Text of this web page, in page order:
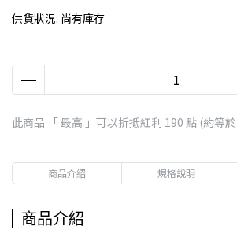
供貨狀況: 尚有庫存
此商品 「 最高 」可以折抵紅利 190 點 (約等於
商品介紹 規格說明
商品介紹